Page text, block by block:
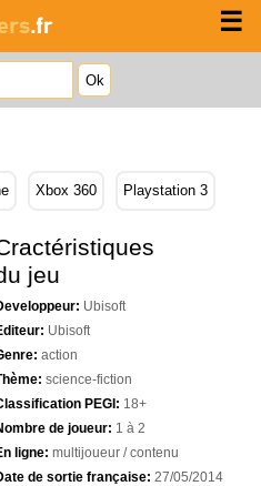
☰
Xbox 360 Playstation 3
jeu
Ubisoft
Ubisoft
action
science-fiction
PEGI: 18+
de joueur: 1 à 2
ligne: multijoueur / contenu
de sortie française: 27/05/2014